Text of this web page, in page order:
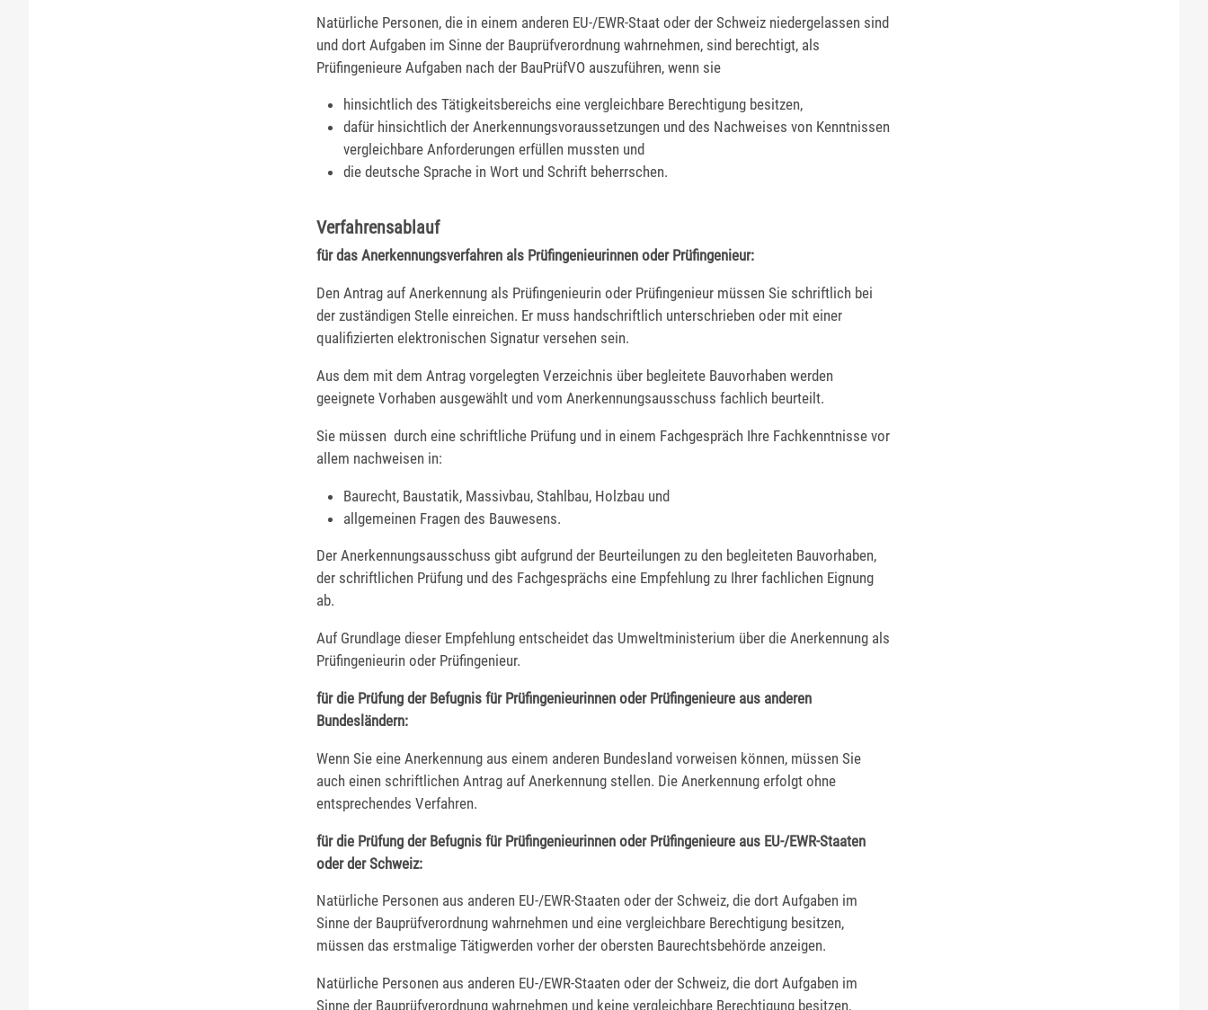
Natürliche Personen, die in einem anderen EU-/EWR-Staat oder der Schweiz niedergelassen sind
und dort Aufgaben im Sinne der Bauprüfverordnung wahrnehmen, sind berechtigt, als
Prüfingenieure Aufgaben nach der BauPrüfVO auszuführen, wenn sie
hinsichtlich des Tätigkeitsbereichs eine vergleichbare Berechtigung besitzen,
dafür hinsichtlich der Anerkennungsvoraussetzungen und des Nachweises von Kenntnissen
vergleichbare Anforderungen erfüllen mussten und
die deutsche Sprache in Wort und Schrift beherrschen.
Verfahrensablauf
für das Anerkennungsverfahren als Prüfingenieurinnen oder Prüfingenieur:
Den Antrag auf Anerkennung als Prüfingenieurin oder Prüfingenieur müssen Sie schriftlich bei
der zuständigen Stelle einreichen. Er muss handschriftlich unterschrieben oder mit einer
qualifizierten elektronischen Signatur versehen sein.
Aus dem mit dem Antrag vorgelegten Verzeichnis über begleitete Bauvorhaben werden
geeignete Vorhaben ausgewählt und vom Anerkennungsausschuss fachlich beurteilt.
Sie müssen durch eine schriftliche Prüfung und in einem Fachgespräch Ihre Fachkenntnisse vor
allem nachweisen in:
Baurecht, Baustatik, Massivbau, Stahlbau, Holzbau und
allgemeinen Fragen des Bauwesens.
Der Anerkennungsausschuss gibt aufgrund der Beurteilungen zu den begleiteten Bauvorhaben,
der schriftlichen Prüfung und des Fachgesprächs eine Empfehlung zu Ihrer fachlichen Eignung
ab.
Auf Grundlage dieser Empfehlung entscheidet das Umweltministerium über die Anerkennung als
Prüfingenieurin oder Prüfingenieur.
für die Prüfung der Befugnis für Prüfingenieurinnen oder Prüfingenieure aus anderen
Bundesländern:
Wenn Sie eine Anerkennung aus einem anderen Bundesland vorweisen können, müssen Sie
auch einen schriftlichen Antrag auf Anerkennung stellen. Die Anerkennung erfolgt ohne
entsprechendes Verfahren.
für die Prüfung der Befugnis für Prüfingenieurinnen oder Prüfingenieure aus EU-/EWR-Staaten
oder der Schweiz:
Natürliche Personen aus anderen EU-/EWR-Staaten oder der Schweiz, die dort Aufgaben im
Sinne der Bauprüfverordnung wahrnehmen und eine vergleichbare Berechtigung besitzen,
müssen das erstmalige Tätigwerden vorher der obersten Baurechtsbehörde anzeigen.
Natürliche Personen aus anderen EU-/EWR-Staaten oder der Schweiz, die dort Aufgaben im
Sinne der Bauprüfverordnung wahrnehmen und keine vergleichbare Berechtigung besitzen,